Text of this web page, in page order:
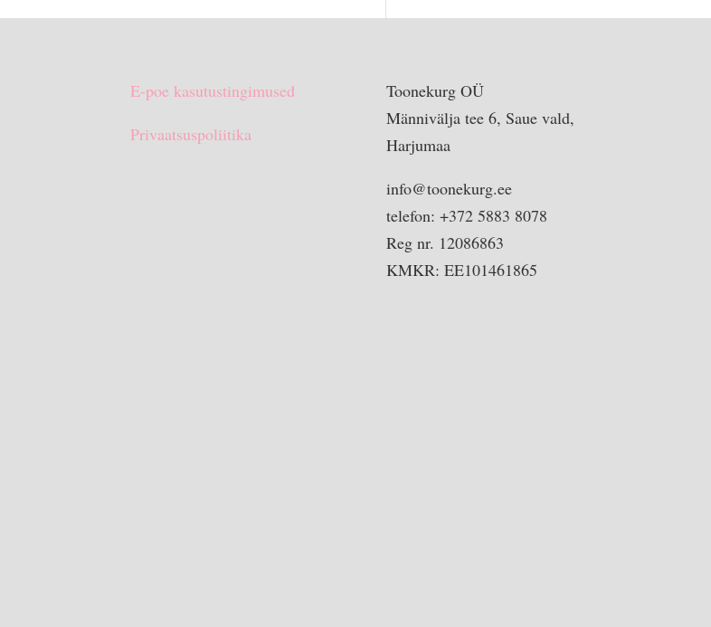
E-poe kasutustingimused
Privaatsuspoliitika
Toonekurg OÜ
Männivälja tee 6, Saue vald,
Harjumaa
info@toonekurg.ee
telefon: +372 5883 8078
Reg nr. 12086863
KMKR: EE101461865